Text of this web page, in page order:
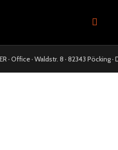
· Office · Waldstr. 8 · 82343 Pöcking